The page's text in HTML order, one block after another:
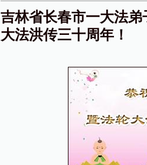
吉林省长春市一大法
大法洪传三十周年！